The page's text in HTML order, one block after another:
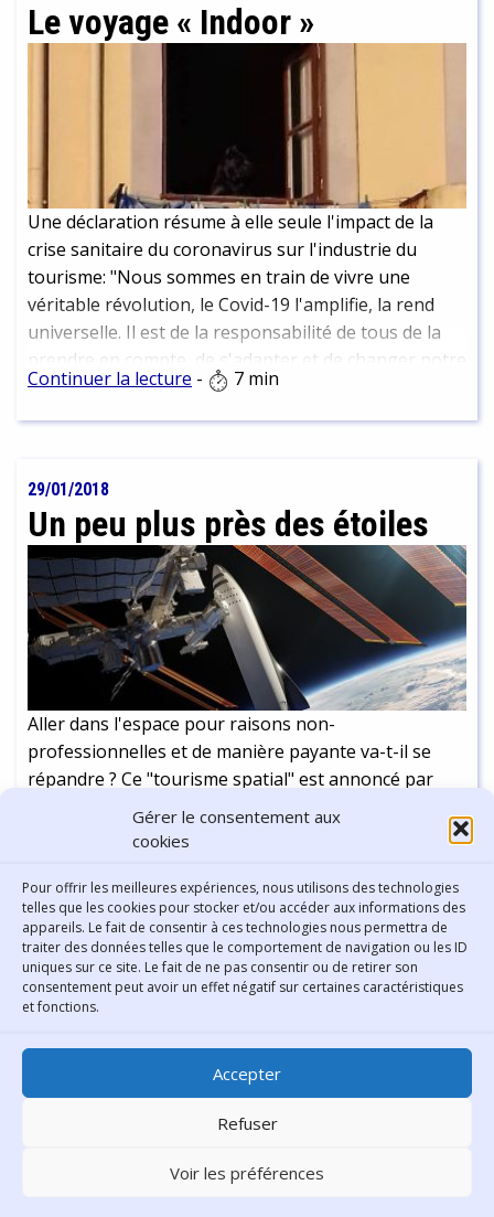
Gérer le consentement aux
cookies
Pour offrir les meilleures expériences, nous utilisons des technologies
telles que les cookies pour stocker et/ou accéder aux informations des
appareils. Le fait de consentir à ces technologies nous permettra de
traiter des données telles que le comportement de navigation ou les ID
uniques sur ce site. Le fait de ne pas consentir ou de retirer son
consentement peut avoir un effet négatif sur certaines caractéristiques
et fonctions.
Accepter
Refuser
Voir les préférences
Le voyage « Indoor »
Une déclaration résume à elle seule l'impact de la
crise sanitaire du coronavirus sur l'industrie du
tourisme: "Nous sommes en train de vivre une
véritable révolution, le Covid-19 l'amplifie, la rend
universelle. Il est de la responsabilité de tous de la
prendre en compte, de s'adapter et de changer notre
modèle." Christian Delom, secrétaire général de A
World For Travel
Continuer la lecture - 7 min
29/01/2018
Un peu plus près des étoiles
Aller dans l'espace pour raisons non-
professionnelles et de manière payante va-t-il se
répandre ? Ce "tourisme spatial" est annoncé par
plusieurs compagnies pour l'année 2018. Rêvons un
Continuer la lecture- 5 min
Bibliothèque municipale de
Lyon
30 Boulevard Vivier-Merle
Téléphone